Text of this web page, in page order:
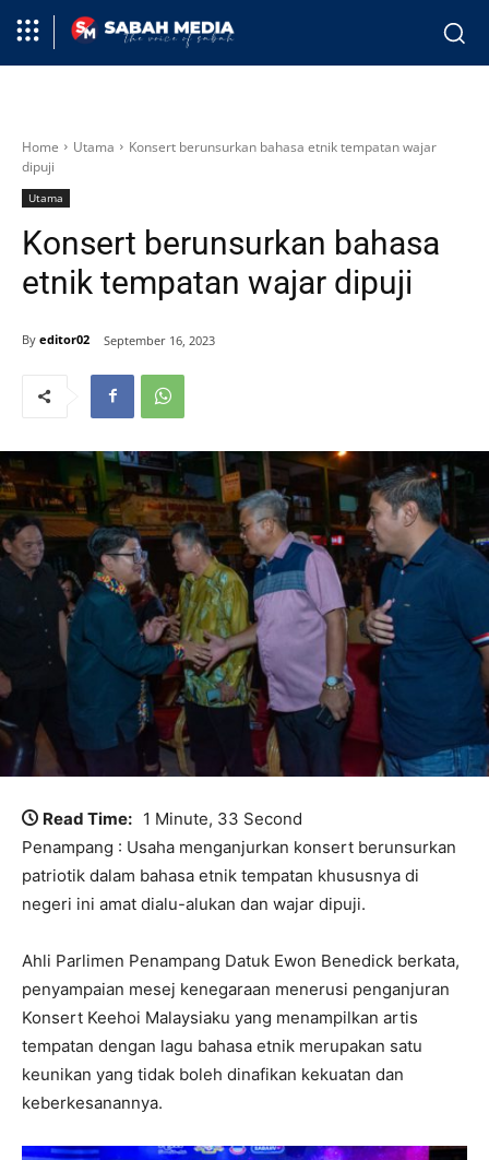
Home Utama
Konsert berunsurkan bahasa etnik tempatan wajar
dipuji
Utama
Konsert berunsurkan bahasa
etnik tempatan wajar dipuji
By editor02 September 16, 2023
Read Time: 1 Minute, 33 Second
Penampang : Usaha menganjurkan konsert berunsurkan
patriotik dalam bahasa etnik tempatan khususnya di
negeri ini amat dialu-alukan dan wajar dipuji.
Ahli Parlimen Penampang Datuk Ewon Benedick berkata,
penyampaian mesej kenegaraan menerusi penganjuran
Konsert Keehoi Malaysiaku yang menampilkan artis
tempatan dengan lagu bahasa etnik merupakan satu
keunikan yang tidak boleh dinafikan kekuatan dan
keberkesanannya.